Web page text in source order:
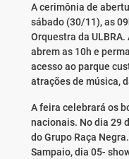
A cerimônia de
sábado (30/11), as
Orquestra da
abrem as 10h e
acesso ao parque
atrações de música,
A feira celebrará os
nacionais. No dia 29
do Grupo Raça
Sampaio, dia 05-